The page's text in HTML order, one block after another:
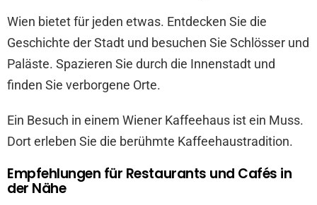
Wien bietet für jeden etwas. Entdecken Sie die
Geschichte der Stadt und besuchen Sie Schlösser und
Paläste. Spazieren Sie durch die Innenstadt und
finden Sie verborgene Orte.
Ein Besuch in einem Wiener Kaffeehaus ist ein Muss.
Dort erleben Sie die berühmte Kaffeehaustradition.
Empfehlungen für Restaurants und Cafés in
der Nähe